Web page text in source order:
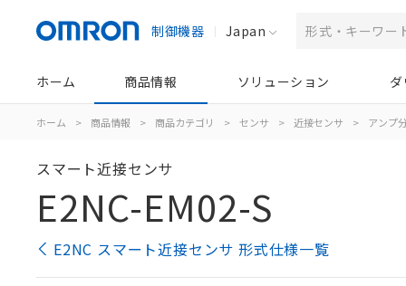
制御機器 Japan
ホーム 商品情報 ソリューション
ホーム > 商品情報 > 商品カテゴリ > センサ > 近接センサ > アンプ
スマート近接センサ
E2NC-EM02-S
E2NC スマート近接センサ 形式仕様一覧